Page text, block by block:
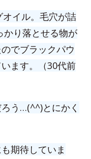
オイル。毛穴が詰
かり落とせる物が
でブラックパウ
ます。（30代前
う…(^^)とにかく
期待していま